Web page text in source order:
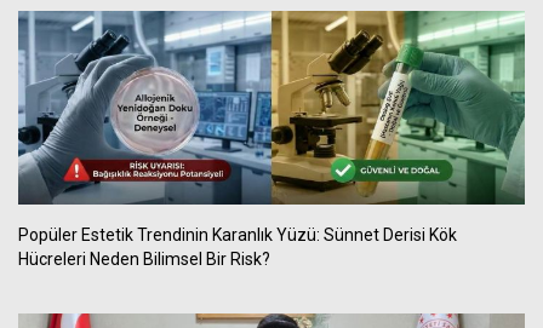
Popüler Estetik Trendinin Karanlık Yüzü: Sünnet Derisi Kök
Hücreleri Neden Bilimsel Bir Risk?